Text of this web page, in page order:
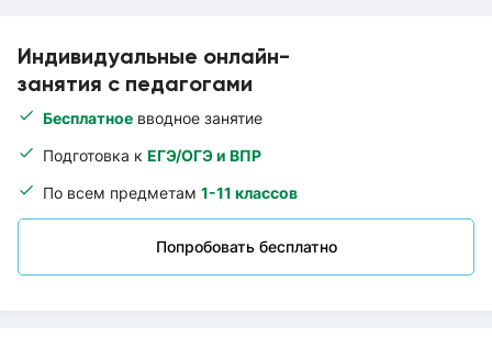
Индивидуальные онлайн-
занятия с педагогами
Бесплатное вводное занятие
Подготовка к ЕГЭ/ОГЭ и ВПР
По всем предметам 1-11 классов
Попробовать бесплатно